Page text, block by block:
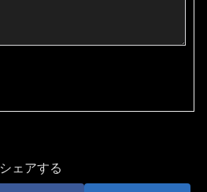
シェアする